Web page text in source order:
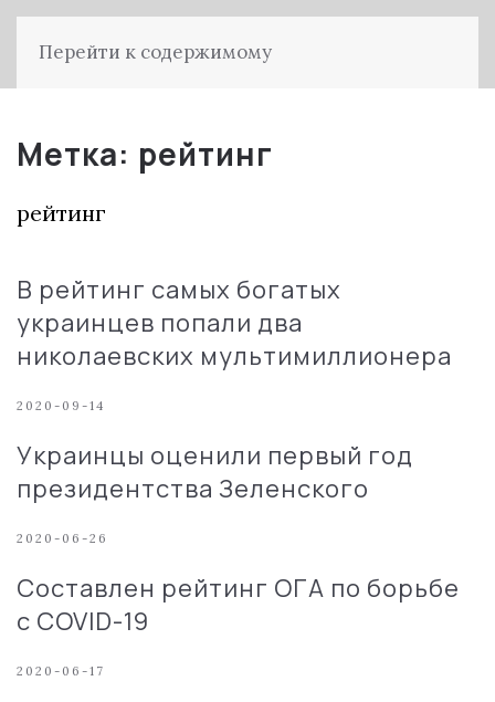
Перейти к содержимому
Метка: рейтинг
рейтинг
В рейтинг самых богатых
украинцев попали два
николаевских мультимиллионера
2020-09-14
Украинцы оценили первый год
президентства Зеленского
2020-06-26
Составлен рейтинг ОГА по борьбе
с COVID-19
2020-06-17